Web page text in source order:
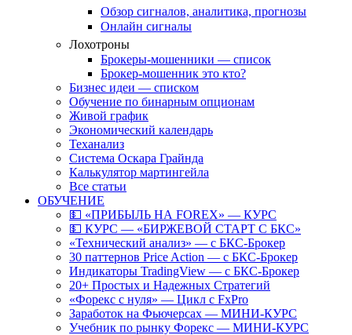
Обзор сигналов, аналитика, прогнозы
Онлайн сигналы
Лохотроны
Брокеры-мошенники — список
Брокер-мошенник это кто?
Бизнес идеи — списком
Обучение по бинарным опционам
Живой график
Экономический календарь
Теханализ
Система Оскара Грайнда
Калькулятор мартингейла
Все статьи
ОБУЧЕНИЕ
💵 «ПРИБЫЛЬ НА FOREX» — КУРС
💵 КУРС — «БИРЖЕВОЙ СТАРТ С БКС»
«Технический анализ» — с БКС-Брокер
30 паттернов Price Action — с БКС-Брокер
Индикаторы TradingView — с БКС-Брокер
20+ Простых и Надежных Стратегий
«Форекс с нуля» — Цикл с FxPro
Заработок на Фьючерсах — МИНИ-КУРС
Учебник по рынку Форекс — МИНИ-КУРС